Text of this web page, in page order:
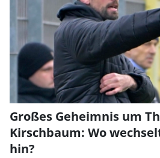
Großes Geheimnis um
Kirschbaum: Wo
hin?